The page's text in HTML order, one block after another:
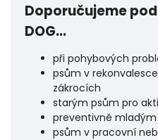
Doporučujeme
DOG...
při pohybových
psům v
zákrocích
starým psům pro
preventivně
psům v pracovní